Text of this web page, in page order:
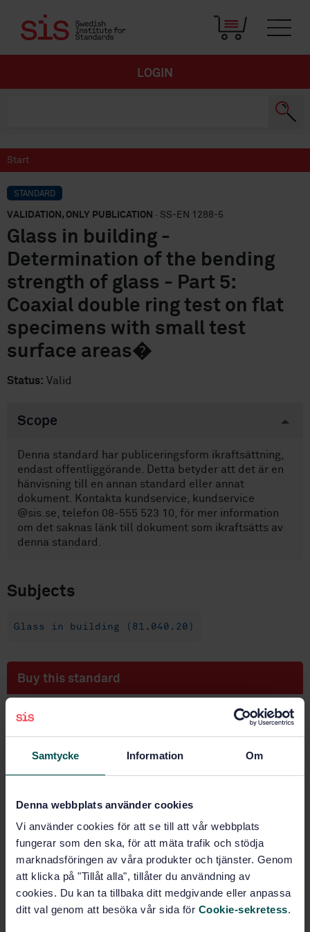
Samtycke Information Om
Denna webbplats använder cookies
Vi använder cookies för att se till att vår webbplats
fungerar som den ska, för att mäta trafik och stödja
marknadsföringen av våra produkter och tjänster. Genom
att klicka på "Tillåt alla", tillåter du användning av
cookies. Du kan ta tillbaka ditt medgivande eller anpassa
ditt val genom att besöka vår sida för Cookie-sekretess.
LOGIN
Start
STANDARD
VALIDATION, ONLY PUBLICATION · SS-EN 1288-5
Glass in building -
Determination of the bending
strength of glass - Part 5:
Coaxial double ring test on flat
specimens with small test
surface areas�
Status: Valid
Scope
Denna standard har publiceringsform ikraftsättning,
endast offentliggörande. Detta betyder att det är en
hänvisning till en annan standard eller annat
dokument. Kontakta kundservice, kundservice
@sis.se, telefon 08-555 523 10, för mer information
om det saknas länk till dokument som ikraftsätts av
denna standard.
Subjects
Glass in building (81.040.20)
Buy this standard
STANDARD
Glass in building - Determination of the bending
Price:
PDF
Add to cart